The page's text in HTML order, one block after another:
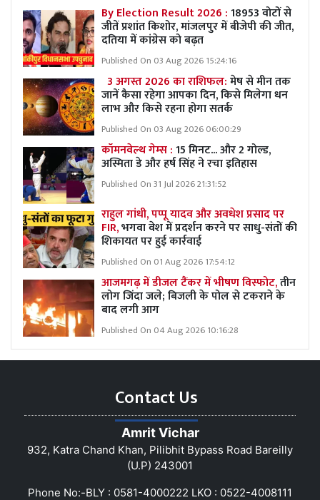
By Election Result 2026 :18953 वोटों से
जीतें प्रशांत किशोर, मांजलपुर में बीजेपी की जीत,
दतिया में कांग्रेस को बढ़त
Published On 03 Aug 2026 15:24:16
3 अगस्त 2026 का राशिफल:मेष से मीन तक
जानें कैसा रहेगा आपका दिन, किसे मिलेगा धन
लाभ और किसे रहना होगा सतर्क
Published On 03 Aug 2026 06:00:29
कॉमनवेल्थ गेम्स :15 मिनट... और 2 गोल्ड,
अस्मिता डे और हर्ष सिंह ने रचा इतिहास
Published On 31 Jul 2026 21:31:52
राहुल गांधी, पप्पू यादव और अवधेश प्रसाद पर
FIR,भगवा वेश में प्रदर्शन करने पर साधु-संतों की
शिकायत पर हुई कार्रवाई
Published On 01 Aug 2026 17:54:12
आजमगढ़ में डीजल टैंकर में भीषण विस्फोट,तीन
लोग जिंदा जले; बिजली के पोल से टकराने के
बाद लगी आग
Published On 04 Aug 2026 10:16:28
Contact Us
Amrit Vichar
932, Katra Chand Khan, Pilibhit Bypass Road Bareilly
(U.P) 243001
Phone No:-BLY : 0581-4000222 LKO : 0522-4008111